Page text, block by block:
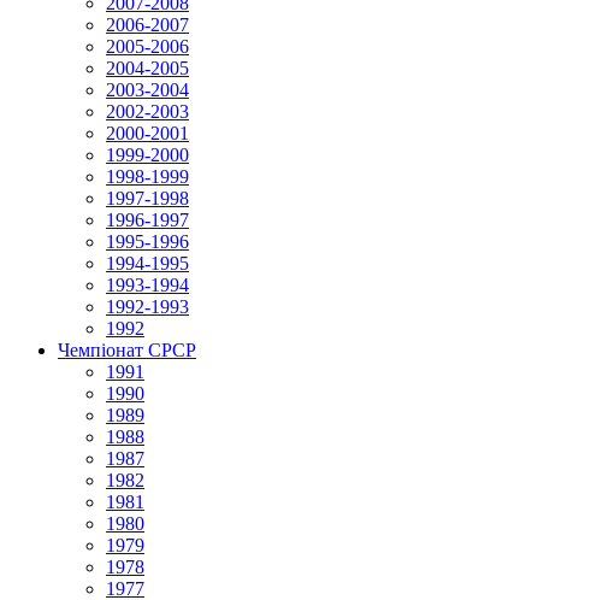
2006-2007
2005-2006
2004-2005
2003-2004
2002-2003
2000-2001
1999-2000
1998-1999
1997-1998
1996-1997
1995-1996
1994-1995
1993-1994
1992-1993
1992
Чемпіонат СРСР
1991
1990
1989
1988
1987
1982
1981
1980
1979
1978
1977